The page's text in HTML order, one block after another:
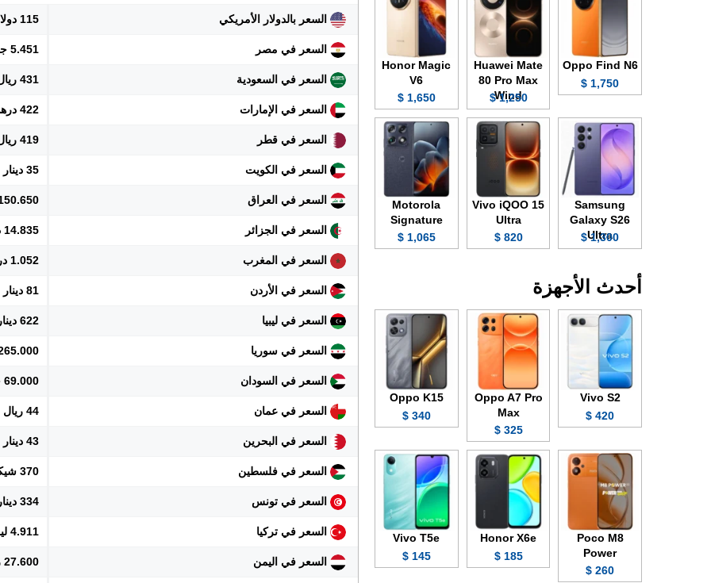
السعر بالدولار الأمريكي 115 دولار
السعر في مصر 5.451 جنيه
السعر في السعودية 431 ريال
السعر في الإمارات 422 درهم
السعر في قطر 419 ريال
السعر في الكويت 35 دينار
السعر في العراق 150.650
السعر في الجزائر 14.835 دينار
السعر في المغرب 1.052 درهم
السعر في الأردن 81 دينار
السعر في ليبيا 622 دينار
السعر في سوريا 1.265.000
السعر في السودان 69.000 جنيه
السعر في عمان 44 ريال
السعر في البحرين 43 دينار
السعر في فلسطين 370 شيكل
السعر في تونس 334 دينار
السعر في تركيا 4.911 ليرة
السعر في اليمن 27.600 ريال
Oppo Find N6
1,750 $
Huawei Mate
80 Pro Max
Wind
1,250 $
Honor Magic
V6
1,650 $
Samsung
Galaxy S26
Ultra
1,300 $
Vivo iQOO 15
Ultra
820 $
Motorola
Signature
1,065 $
أحدث الأجهزة
Vivo S2
420 $
Oppo A7 Pro
Max
325 $
Oppo K15
340 $
Poco M8
Power
260 $
Honor X6e
185 $
Vivo T5e
145 $